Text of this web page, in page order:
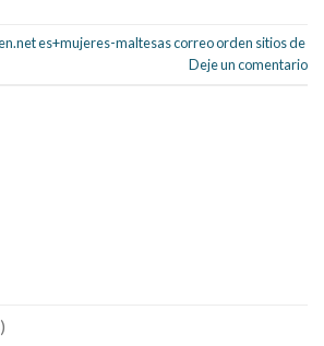
es+mujeres-maltesas correo orden sitios de
Deje un comentario
blood pressure
blood pressure
blood pressure